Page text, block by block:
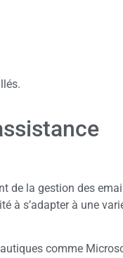
de la gestion des
à s’adapter à une
comme